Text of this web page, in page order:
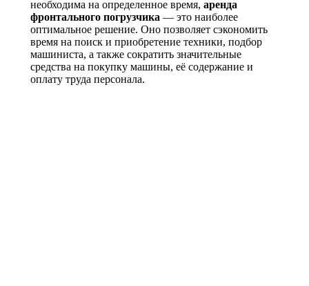
необходима на определенное время, аренда
фронтального погрузчика — это наиболее
оптимальное решение. Оно позволяет сэкономить
время на поиск и приобретение техники, подбор
машиниста, а также сократить значительные
средства на покупку машины, её содержание и
оплату труда персонала.